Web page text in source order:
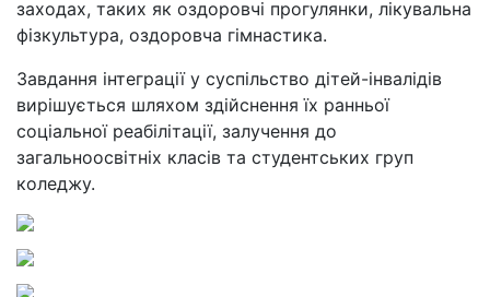
заходах, таких як оздоровчі прогулянки, лікувальна
фізкультура, оздоровча гімнастика.
Завдання інтеграції у суспільство дітей-інвалідів
вирішується шляхом здійснення їх ранньої
соціальної реабілітації, залучення до
загальноосвітніх класів та студентських груп
коледжу.